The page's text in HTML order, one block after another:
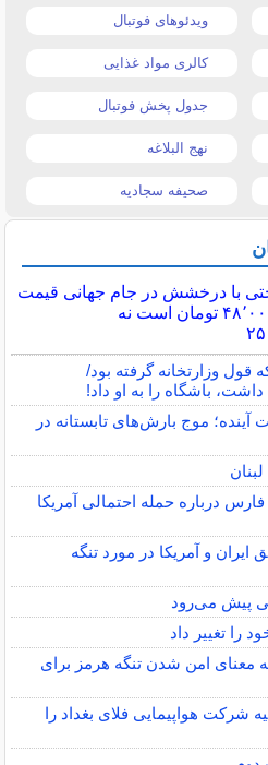
ویدئوهای فوتبال
کالری مواد غذایی
جدول پخش فوتبال
نهج البلاغه
صحیفه سجادیه
حتی با درخشش در جام جهانی قیمت
شما ۴۸٬۰۰۰٬۰۰۰٬۰۰۰ تومان است نه
وزارتخانه گرفته بود/
باشگاه را به او داد!
کشور در ۷۲ ساعت آینده؛ موج بارش‌های تابستانه در
درباره حمله احتمالی آمریکا
و آمریکا در مورد تنگه
پیش می‌رود
را تغییر داد
معنای امن شدن تنگه هرمز برای
شرکت هواپیمایی فلای بغداد را